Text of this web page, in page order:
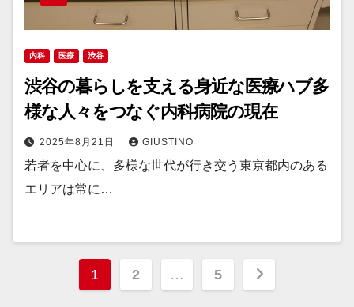
内科 医療 渋谷
渋谷の暮らしを支える身近な医療ハブ多
様な人々をつなぐ内科病院の現在
2025年8月21日 GIUSTINO
若者を中心に、多様な世代が行き交う東京都内のある
エリアは常に…
投
1 2 … 5